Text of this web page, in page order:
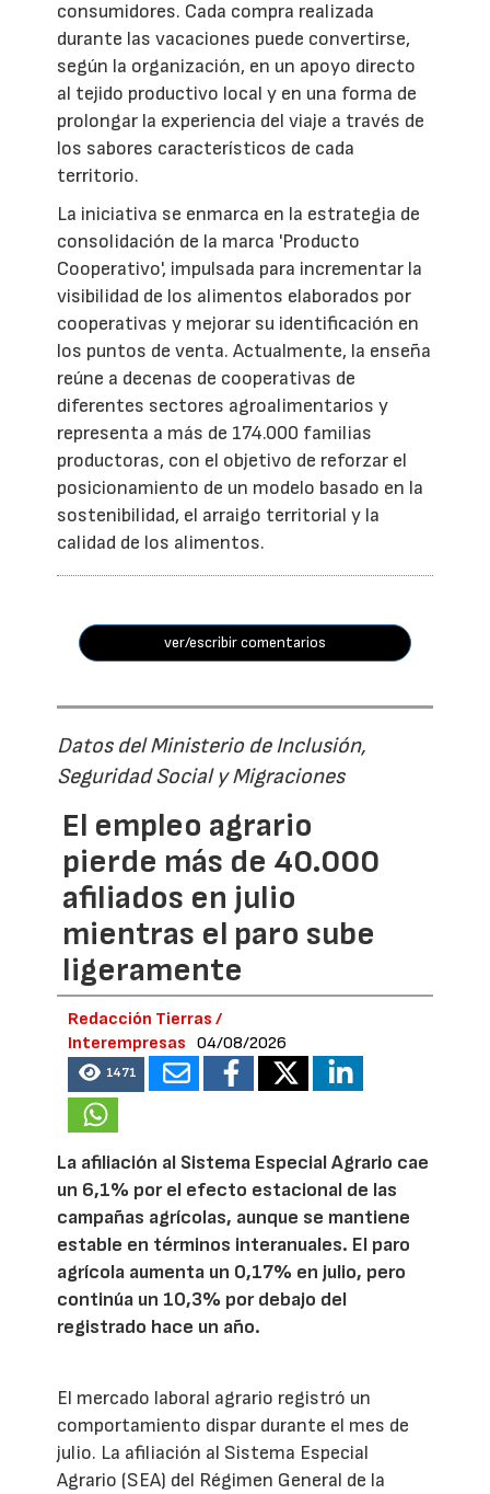
consumidores. Cada compra realizada
durante las vacaciones puede convertirse,
según la organización, en un apoyo directo
al tejido productivo local y en una forma de
prolongar la experiencia del viaje a través de
los sabores característicos de cada
territorio.
La iniciativa se enmarca en la estrategia de
consolidación de la marca 'Producto
Cooperativo', impulsada para incrementar la
visibilidad de los alimentos elaborados por
cooperativas y mejorar su identificación en
los puntos de venta. Actualmente, la enseña
reúne a decenas de cooperativas de
diferentes sectores agroalimentarios y
representa a más de 174.000 familias
productoras, con el objetivo de reforzar el
posicionamiento de un modelo basado en la
sostenibilidad, el arraigo territorial y la
calidad de los alimentos.
ver/escribir comentarios
Datos del Ministerio de Inclusión,
Seguridad Social y Migraciones
El empleo agrario
pierde más de 40.000
afiliados en julio
mientras el paro sube
ligeramente
Redacción Tierras /
Interempresas
04/08/2026
1471
La afiliación al Sistema Especial Agrario cae
un 6,1% por el efecto estacional de las
campañas agrícolas, aunque se mantiene
estable en términos interanuales. El paro
agrícola aumenta un 0,17% en julio, pero
continúa un 10,3% por debajo del
registrado hace un año.
El mercado laboral agrario registró un
comportamiento dispar durante el mes de
julio. La afiliación al Sistema Especial
Agrario (SEA) del Régimen General de la